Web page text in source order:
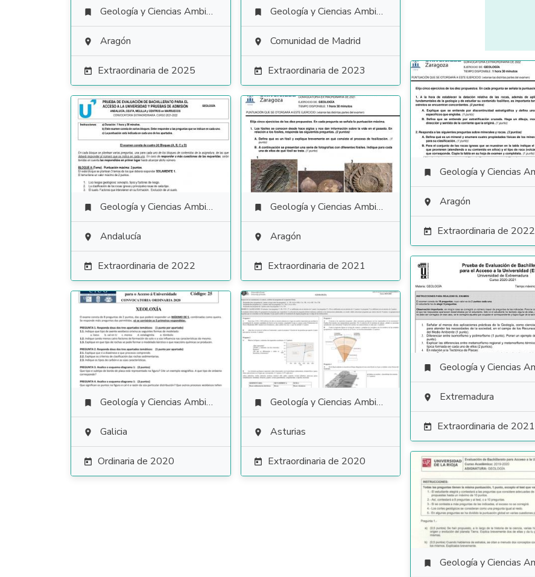
 Geología y Ciencias Ambientales
 Aragón
 Extraordinaria de 2025
 Geología y Ciencias Ambientales
 Comunidad de Madrid
 Extraordinaria de 2023
 Geología y Ciencias
 Aragón
 Extraordinaria de 2022
 Geología y Ciencias Ambientales
 Andalucía
 Extraordinaria de 2022
 Geología y Ciencias Ambientales
 Aragón
 Extraordinaria de 2021
 Geología y Ciencias
 Extremadura
 Extraordinaria de 2021
 Geología y Ciencias Ambientales
 Galicia
 Ordinaria de 2020
 Geología y Ciencias Ambientales
 Asturias
 Extraordinaria de 2020
 Geología y Ciencias